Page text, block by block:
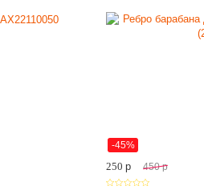
-45%
250 p 450 p